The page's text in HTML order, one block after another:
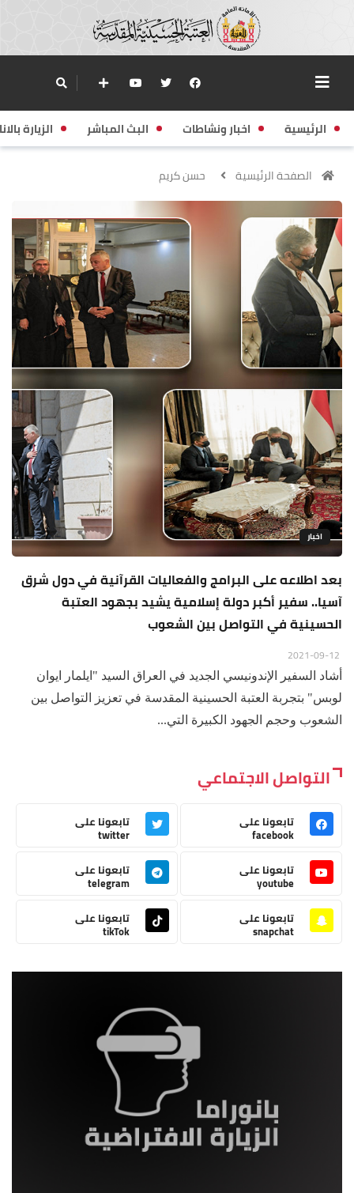
الرئيسية اخبار ونشاطات البث المباشر الزيارة
الصفحة الرئيسية حسن كريم
اخبار
بعد اطلاعه على البرامج والفعاليات القرآنية في دول شرق
آسيا.. سفير أكبر دولة إسلامية يشيد بجهود العتبة
الحسينية في التواصل بين الشعوب
أشاد السفير الإندونيسي الجديد في العراق السيد "ايلمار ايوان
لوبس" بتجربة العتبة الحسينية المقدسة في تعزيز التواصل بين
الشعوب وحجم الجهود الكبيرة التي...
التواصل الاجتماعي
تابعونا على
facebook
تابعونا على
twitter
تابعونا على
youtube
تابعونا على
telegram
تابعونا على
snapchat
تابعونا على
tikTok